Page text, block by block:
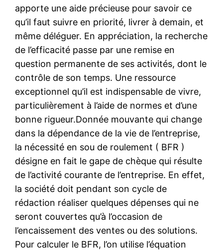
apporte une aide précieuse pour savoir ce
qu’il faut suivre en priorité, livrer à demain, et
même déléguer. En appréciation, la recherche
de l’efficacité passe par une remise en
question permanente de ses activités, dont le
contrôle de son temps. Une ressource
exceptionnel qu’il est indispensable de vivre,
particulièrement à l’aide de normes et d’une
bonne rigueur.Donnée mouvante qui change
dans la dépendance de la vie de l’entreprise,
la nécessité en sou de roulement ( BFR )
désigne en fait le gape de chèque qui résulte
de l’activité courante de l’entreprise. En effet,
la société doit pendant son cycle de
rédaction réaliser quelques dépenses qui ne
seront couvertes qu’à l’occasion de
l’encaissement des ventes ou des solutions.
Pour calculer le BFR, l’on utilise l’équation